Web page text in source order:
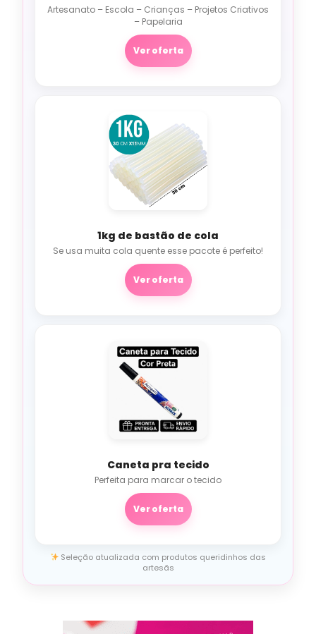
Artesanato – Escola – Crianças – Projetos Criativos
– Papelaria
Ver oferta
1kg de bastão de cola
Se usa muita cola quente esse pacote é perfeito!
Ver oferta
Caneta pra tecido
Perfeita para marcar o tecido
Ver oferta
Seleção atualizada com produtos queridinhos das
artesãs